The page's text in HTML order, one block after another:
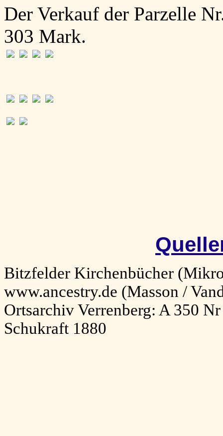
Der Verkauf der Parzelle
303 Mark.
Bitzfelder Kirchenbücher
www.ancestry.de (Masson /
Ortsarchiv Verrenberg: A 350
Schukraft 1880